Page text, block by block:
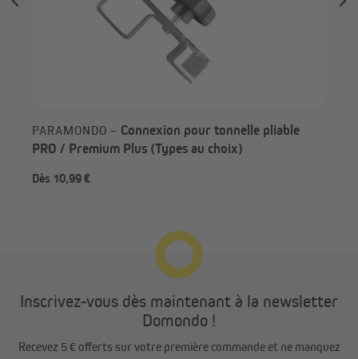
PARAMONDO – Connexion pour tonnelle pliable
PRO / Premium Plus (Types au choix)
Dès 10,99 €
Inscrivez-vous dès maintenant à la newsletter
Domondo !
Recevez 5 € offerts sur votre première commande et ne manquez